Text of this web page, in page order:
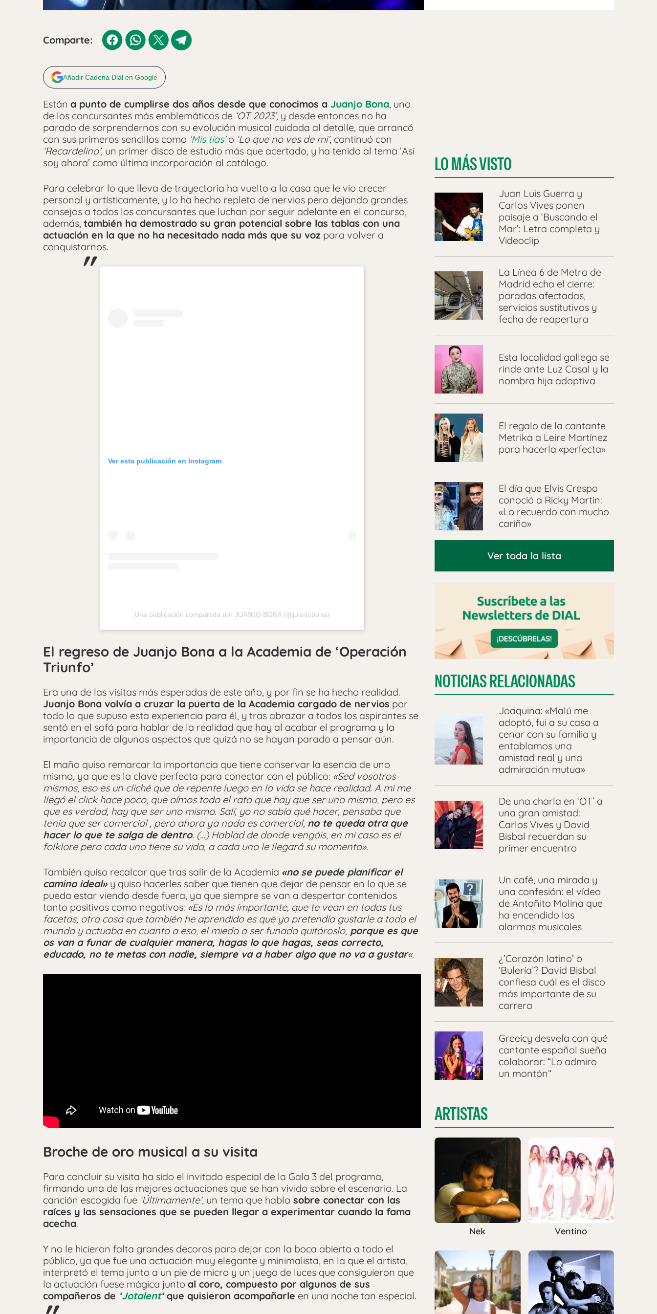
Comparte:
Añadir Cadena Dial en Google
Están a punto de cumplirse dos años desde que conocimos a Juanjo Bona, uno
de los concursantes más emblemáticos de ‘OT 2023’, y desde entonces no ha
parado de sorprendernos con su evolución musical cuidada al detalle, que arrancó
con sus primeros sencillos como ‘Mis tías’o ‘Lo que no ves de mi’, continuó con
‘Recardelino’, un primer disco de estudio más que acertado, y ha tenido al tema ‘Así
soy ahora’ como última incorporación al catálogo.
Para celebrar lo que lleva de trayectoria ha vuelto a la casa que le vio crecer
personal y artísticamente, y lo ha hecho repleto de nervios pero dejando grandes
consejos a todos los concursantes que luchan por seguir adelante en el concurso,
además, también ha demostrado su gran potencial sobre las tablas con una
actuación en la que no ha necesitado nada más que su voz para volver a
conquistarnos.
Ver esta publicación en Instagram
Una publicación compartida por JUANJO BONA (@juanjobona)
El regreso de Juanjo Bona a la Academia de ‘Operación
Triunfo’
Era una de las visitas más esperadas de este año, y por fin se ha hecho realidad.
Juanjo Bona volvía a cruzar la puerta de la Academia cargado de nervios por
todo lo que supuso esta experiencia para él, y tras abrazar a todos los aspirantes se
sentó en el sofá para hablar de la realidad que hay al acabar el programa y la
importancia de algunos aspectos que quizá no se hayan parado a pensar aún.
El maño quiso remarcar la importancia que tiene conservar la esencia de uno
mismo, ya que es la clave perfecta para conectar con el público: «Sed vosotros
mismos, eso es un cliché que de repente luego en la vida se hace realidad. A mi me
llegó el click hace poco, que oímos todo el rato que hay que ser uno mismo, pero es
que es verdad, hay que ser uno mismo. Salí, yo no sabía qué hacer, pensaba que
tenía que ser comercial , pero ahora ya nada es comercial, no te queda otra que
hacer lo que te salga de dentro. (…) Hablad de donde vengáis, en mi caso es el
folklore pero cada uno tiene su vida, a cada uno le llegará su momento».
También quiso recalcar que tras salir de la Academia «no se puede planificar el
camino ideal» y quiso hacerles saber que tienen que dejar de pensar en lo que se
pueda estar viendo desde fuera, ya que siempre se van a despertar contenidos
tanto positivos como negativos: «Es lo más importante, que te vean en todas tus
facetas, otra cosa que también he aprendido es que yo pretendía gustarle a todo el
mundo y actuaba en cuanto a eso, el miedo a ser funado quitároslo, porque es que
os van a funar de cualquier manera, hagas lo que hagas, seas correcto,
educado, no te metas con nadie, siempre va a haber algo que no va a gustar«.
Broche de oro musical a su visita
Para concluir su visita ha sido el invitado especial de la Gala 3 del programa,
firmando una de las mejores actuaciones que se han vivido sobre el escenario. La
canción escogida fue ‘Últimamente’, un tema que habla sobre conectar con las
raíces y las sensaciones que se pueden llegar a experimentar cuando la fama
acecha.
Y no le hicieron falta grandes decoros para dejar con la boca abierta a todo el
público, ya que fue una actuación muy elegante y minimalista, en la que el artista,
interpretó el tema junto a un pie de micro y un juego de luces que consiguieron que
la actuación fuese mágica junto al coro, compuesto por algunos de sus
compañeros de ‘Jotalent‘que quisieron acompañarle en una noche tan especial.
LO MÁS VISTO
Juan Luis Guerra y
Carlos Vives ponen
paisaje a ‘Buscando el
Mar’: Letra completa y
Videoclip
La Línea 6 de Metro de
Madrid echa el cierre:
paradas afectadas,
servicios sustitutivos y
fecha de reapertura
Esta localidad gallega se
rinde ante Luz Casal y la
nombra hija adoptiva
El regalo de la cantante
Metrika a Leire Martínez
para hacerla «perfecta»
El día que Elvis Crespo
conoció a Ricky Martin:
«Lo recuerdo con mucho
cariño»
Ver toda la lista
NOTICIAS RELACIONADAS
Joaquina: «Malú me
adoptó, fui a su casa a
cenar con su familia y
entablamos una
amistad real y una
admiración mutua»
De una charla en ‘OT’ a
una gran amistad:
Carlos Vives y David
Bisbal recuerdan su
primer encuentro
Un café, una mirada y
una confesión: el vídeo
de Antoñito Molina que
ha encendido las
alarmas musicales
¿’Corazón latino’ o
‘Bulería’? David Bisbal
confiesa cuál es el disco
más importante de su
carrera
Greeicy desvela con qué
cantante español sueña
colaborar: “Lo admiro
un montón”
ARTISTAS
Nek Ventino